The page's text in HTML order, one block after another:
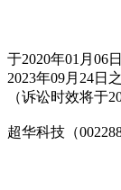
于2020年01月06
2023年09月24日
（诉讼时效将于
超华科技（002288